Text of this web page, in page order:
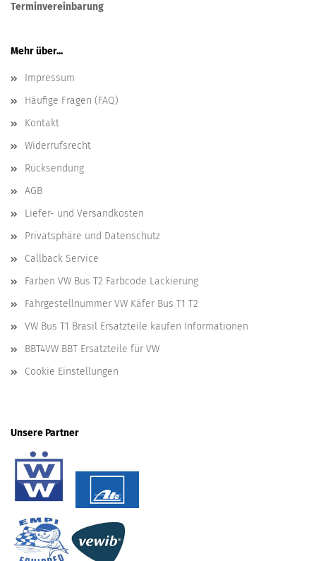
Terminvereinbarung
Mehr über...
Impressum
Häufige Fragen (FAQ)
Kontakt
Widerrufsrecht
Rücksendung
AGB
Liefer- und Versandkosten
Privatsphäre und Datenschutz
Callback Service
Farben VW Bus T2 Farbcode Lackierung
Fahrgestellnummer VW Käfer Bus T1 T2
VW Bus T1 Brasil Ersatzteile kaufen Informationen
BBT4VW BBT Ersatzteile für VW
Cookie Einstellungen
Unsere Partner